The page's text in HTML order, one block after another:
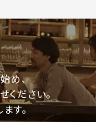
め、
ださい。
す。